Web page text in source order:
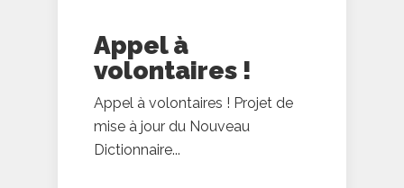
Appel à
volontaires !
Appel à volontaires ! Projet de
mise à jour du Nouveau
Dictionnaire...